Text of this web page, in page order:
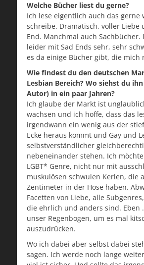
Welche Bücher liest du gerne?
Ich lese eigentlich auch das gerne
schreibe. Dramatisch, voller Liebe
End. Manchmal auch Sachbücher.
leider mit Sad Ends sehr, sehr
es da einige Bücher gibt, die mich
Wie findest du den deutschen
Lesbian Bereich? Wo siehst du
Autor) in ein paar Jahren?
Ich glaube der Markt ist
wachsen und ich hoffe, dass das
irgendwann ein wenig aus der
Ecke heraus kommt und Gay und
selbstverständlicher
nebeneinander stehen. Ich
LGBT* Genre, nicht nur mit
muskulösen schwulen Kerlen, die
Zentimeter in der Hose haben.
Facetten von Liebe, alle
die ehrlich und anders sind. Eben
unser Regenbogen, um es mal
auszudrücken.
Wo ich dabei aber selbst dabei
sagen. Ich werde noch lange